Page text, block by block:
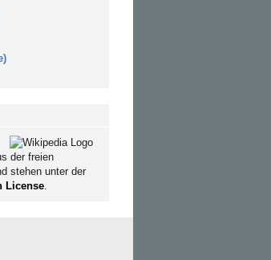
der freien
stehen unter der
License.